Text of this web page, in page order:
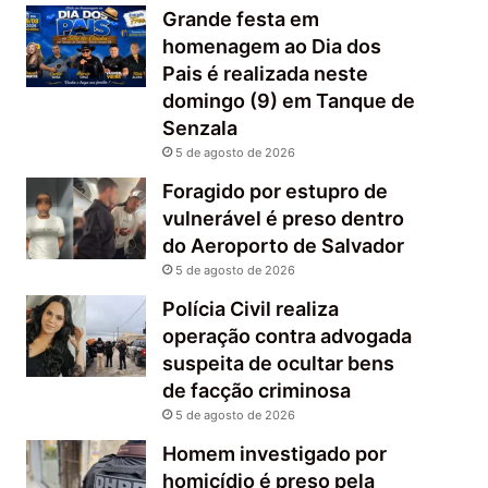
Grande festa em
homenagem ao Dia dos
Pais é realizada neste
domingo (9) em Tanque de
Senzala
5 de agosto de 2026
Foragido por estupro de
vulnerável é preso dentro
do Aeroporto de Salvador
5 de agosto de 2026
Polícia Civil realiza
operação contra advogada
suspeita de ocultar bens
de facção criminosa
5 de agosto de 2026
Homem investigado por
homicídio é preso pela